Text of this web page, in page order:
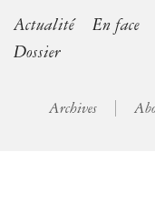
Actualité En face
Dossier
Archives